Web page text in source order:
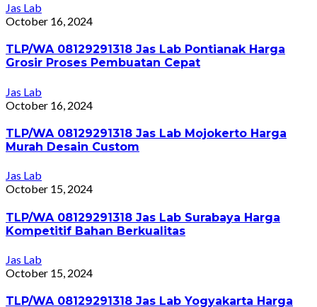
Jas Lab
October 16, 2024
TLP/WA 08129291318 Jas Lab Pontianak Harga
Grosir Proses Pembuatan Cepat
Jas Lab
October 16, 2024
TLP/WA 08129291318 Jas Lab Mojokerto Harga
Murah Desain Custom
Jas Lab
October 15, 2024
TLP/WA 08129291318 Jas Lab Surabaya Harga
Kompetitif Bahan Berkualitas
Jas Lab
October 15, 2024
TLP/WA 08129291318 Jas Lab Yogyakarta Harga